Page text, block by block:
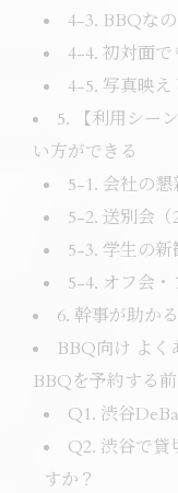
4-3. BBQな
4-4. 初対面で
4-5. 写真映
5. 【利用シー
い方ができる
5-1. 会社の懇
5-2. 送別会（
5-3. 学生の新
5-4. オフ会・
6. 幹事が助か
BBQ向け よく
BBQを予約する
Q1. 渋谷
Q2. 渋谷で貸
すか？